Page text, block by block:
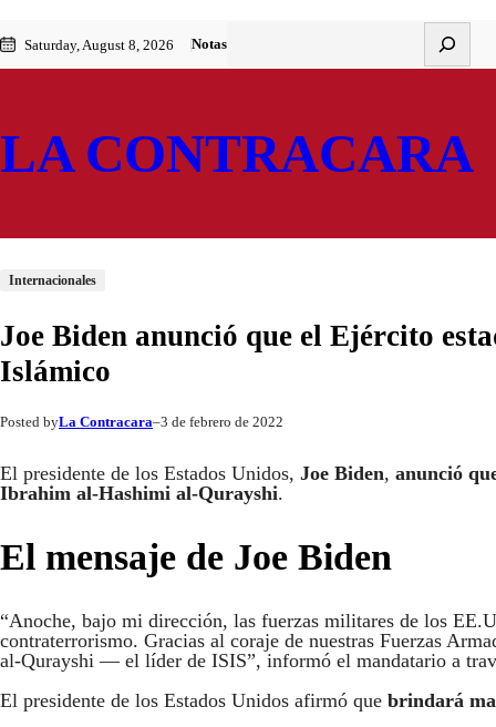
al
contenido
to
content
Saturday, August 8, 2026 Notas
LA CONTRACARA
Internacionales
Joe Biden anunció que el Ejército
Islámico
Posted byLa Contracara–3 de febrero de 2022
El presidente de los Estados Unidos, Joe Biden, anunció
Ibrahim al-Hashimi al-Qurayshi.
El mensaje de Joe Biden
“Anoche, bajo mi dirección, las fuerzas militares de los
contraterrorismo. Gracias al coraje de nuestras Fuerzas
al-Qurayshi — el líder de ISIS”, informó el mandatario a
El presidente de los Estados Unidos afirmó que brindará